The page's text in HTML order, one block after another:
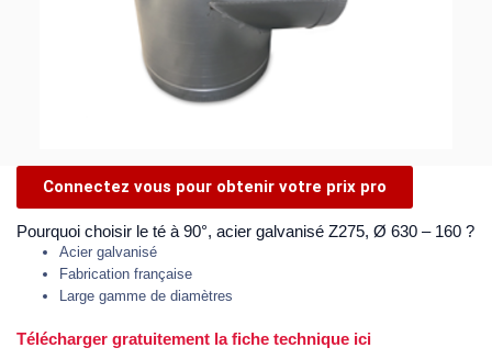
Connectez vous pour obtenir votre prix pro
Pourquoi choisir le té à 90°, acier galvanisé Z275, Ø 630 – 160 ?
Acier galvanisé
Fabrication française
Large gamme de diamètres
Télécharger gratuitement la fiche technique ici